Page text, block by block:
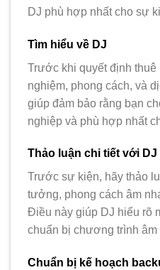
DJ phù hợp nhất cho sự
Tìm hiểu về DJ
Trước khi quyết định thuê
nghiệm, phong cách, và
giúp đảm bảo rằng bạn
nghiệp và phù hợp nhất
Thảo luận chi tiết với DJ
Trước sự kiện, hãy thảo
tưởng, phong cách âm
Điều này giúp DJ hiểu rõ
chuẩn bị chương trình âm
Chuẩn bị kế hoạch